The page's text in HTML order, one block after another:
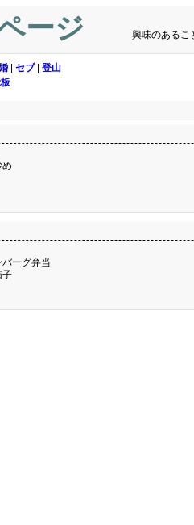
ージ 興味のあるこ
セブ| 登山
板
ーグ弁当
子